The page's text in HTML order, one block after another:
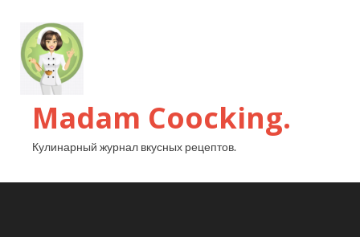
Madam Coocking.
Кулинарный журнал вкусных рецептов.